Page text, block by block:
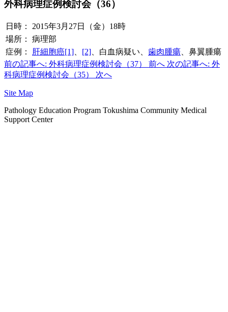
外科病理症例検討会（36）
日時：
2015年3月27日（金）18時
場所：
病理部
症例：
肝細胞癌[1]、 [2]、白血病疑い、 歯肉腫瘍、鼻翼腫瘍
前の記事へ: 外科病理症例検討会（37） 前へ 次の記事へ: 外
科病理症例検討会（35） 次へ
Site Map
Pathology Education Program Tokushima Community Medical
Support Center